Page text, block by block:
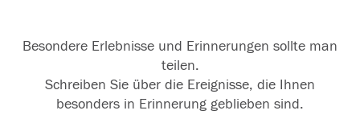
Besondere Erlebnisse und Erinnerungen sollte man
teilen.
Schreiben Sie über die Ereignisse, die Ihnen
besonders in Erinnerung geblieben sind.